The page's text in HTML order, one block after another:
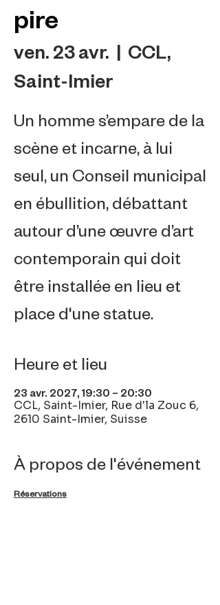
pire
ven. 23 avr.
  |
CCL,
Saint-Imier
Un homme s’empare de la
scène et incarne, à lui
seul, un Conseil municipal
en ébullition, débattant
autour d’une œuvre d’art
contemporain qui doit
être installée en lieu et
place d'une statue.
Heure et lieu
23 avr. 2027, 19:30 – 20:30
CCL, Saint-Imier, Rue d'la Zouc 6,
2610 Saint-Imier, Suisse
À propos de l'événement
Réservations